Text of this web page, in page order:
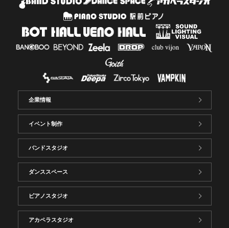
企業情報
イベント制作
バンドスタジオ
ダンススペース
ピアノスタジオ
アカペラスタジオ